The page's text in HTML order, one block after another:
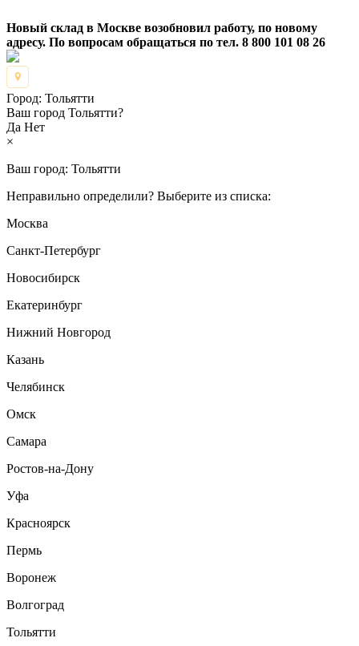
Новый склад в Москве возобновил работу, по новому
адресу. По вопросам обращаться по тел. 8 800 101 08 26
Город: Тольятти
Ваш город Тольятти?
Да Нет
×
Ваш город: Тольятти
Неправильно определили? Выберите из списка:
Москва
Санкт-Петербург
Новосибирск
Екатеринбург
Нижний Новгород
Казань
Челябинск
Омск
Самара
Ростов-на-Дону
Уфа
Красноярск
Пермь
Воронеж
Волгоград
Тольятти